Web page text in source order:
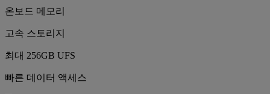
온보드 메모리
고속 스토리지
최대 256GB UFS
빠른 데이터 액세스